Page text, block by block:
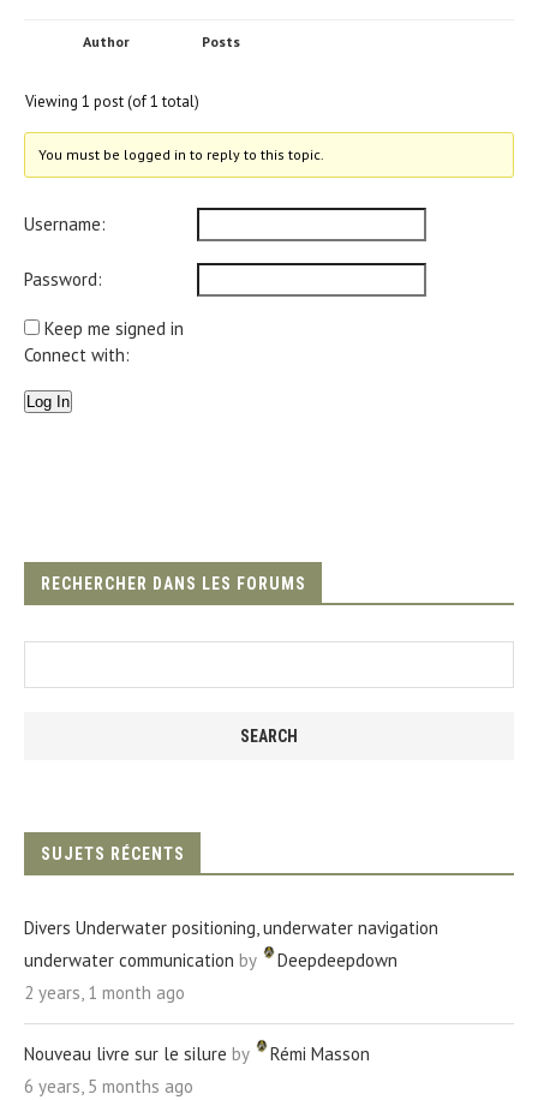
Author Posts
Viewing 1 post (of 1 total)
You must be logged in to reply to this topic.
Username:
Password:
Keep me signed in
Connect with:
Log In
RECHERCHER DANS LES FORUMS
SUJETS RÉCENTS
Divers Underwater positioning, underwater navigation
underwater communication by
Deepdeepdown
2 years, 1 month ago
Nouveau livre sur le silure by
Rémi Masson
6 years, 5 months ago